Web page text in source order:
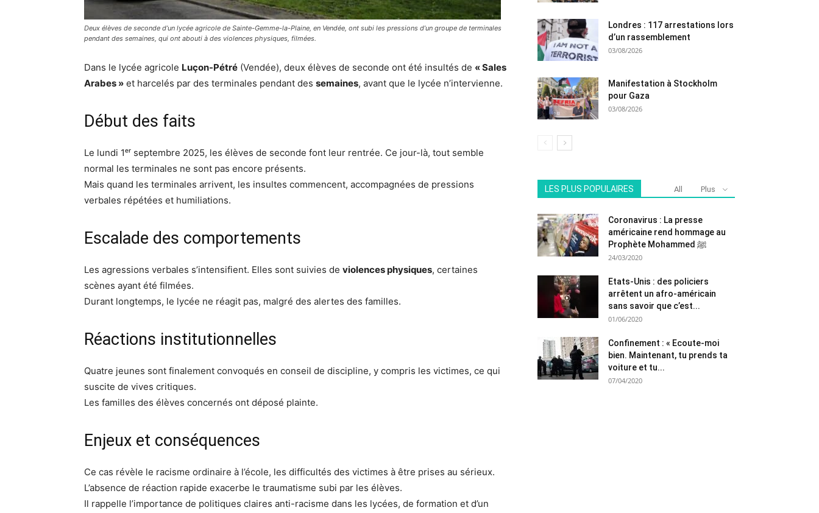
Deux élèves de seconde d’un lycée agricole de Sainte-Gemme-la-Plaine, en Vendée, ont subi les pressions d’un groupe de terminales
pendant des semaines, qui ont abouti à des violences physiques, filmées.
Dans le lycée agricole Luçon-Pétré (Vendée), deux élèves de seconde ont été insultés de « Sales
Arabes » et harcelés par des terminales pendant des semaines, avant que le lycée n’intervienne.
Début des faits
Le lundi 1ᵉʳ septembre 2025, les élèves de seconde font leur rentrée. Ce jour-là, tout semble
normal les terminales ne sont pas encore présents.
Mais quand les terminales arrivent, les insultes commencent, accompagnées de pressions
verbales répétées et humiliations.
Escalade des comportements
Les agressions verbales s’intensifient. Elles sont suivies de violences physiques, certaines
scènes ayant été filmées.
Durant longtemps, le lycée ne réagit pas, malgré des alertes des familles.
Réactions institutionnelles
Quatre jeunes sont finalement convoqués en conseil de discipline, y compris les victimes, ce qui
suscite de vives critiques.
Les familles des élèves concernés ont déposé plainte.
Enjeux et conséquences
Ce cas révèle le racisme ordinaire à l’école, les difficultés des victimes à être prises au sérieux.
L’absence de réaction rapide exacerbe le traumatisme subi par les élèves.
Il rappelle l’importance de politiques claires anti-racisme dans les lycées, de formation et d’un
Londres : 117 arrestations lors
d’un rassemblement
03/08/2026
Manifestation à Stockholm
pour Gaza
03/08/2026
LES PLUS POPULAIRES All Plus
Coronavirus : La presse
américaine rend hommage au
Prophète Mohammed ﷺ
24/03/2020
Etats-Unis : des policiers
arrêtent un afro-américain
sans savoir que c’est...
01/06/2020
Confinement : « Ecoute-moi
bien. Maintenant, tu prends ta
voiture et tu...
07/04/2020